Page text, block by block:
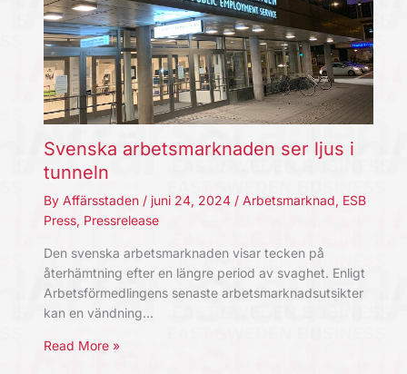
Svenska arbetsmarknaden ser ljus i
tunneln
By Affärsstaden / juni 24, 2024 / Arbetsmarknad, ESB
Press, Pressrelease
Den svenska arbetsmarknaden visar tecken på
återhämtning efter en längre period av svaghet. Enligt
Arbetsförmedlingens senaste arbetsmarknadsutsikter
kan en vändning…
Read More »